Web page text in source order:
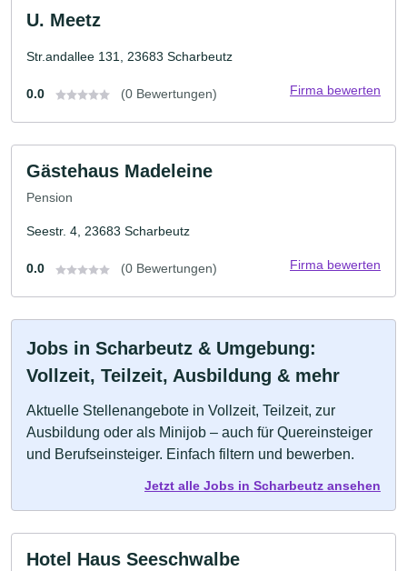
U. Meetz
Str.andallee 131, 23683 Scharbeutz
0.0 (0 Bewertungen) Firma bewerten
Gästehaus Madeleine
Pension
Seestr. 4, 23683 Scharbeutz
0.0 (0 Bewertungen) Firma bewerten
Jobs in Scharbeutz & Umgebung:
Vollzeit, Teilzeit, Ausbildung & mehr
Aktuelle Stellenangebote in Vollzeit, Teilzeit, zur
Ausbildung oder als Minijob – auch für Quereinsteiger
und Berufseinsteiger. Einfach filtern und bewerben.
Jetzt alle Jobs in Scharbeutz ansehen
Hotel Haus Seeschwalbe